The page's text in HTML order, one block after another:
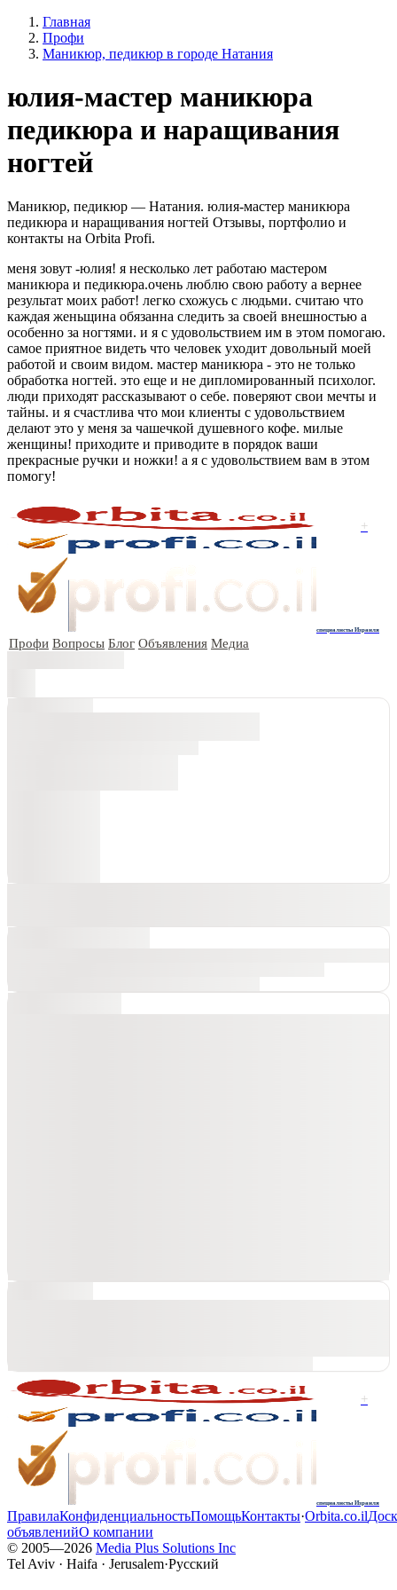
Главная
Профи
Маникюр, педикюр в городе Натания
юлия-мастер маникюра
педикюра и наращивания
ногтей
Маникюр, педикюр — Натания. юлия-мастер маникюра
педикюра и наращивания ногтей Отзывы, портфолио и
контакты на Orbita Profi.
меня зовут -юлия! я несколько лет работаю мастером
маникюра и педикюра.очень люблю свою работу а вернее
результат моих работ! легко схожусь с людьми. считаю что
каждая женьщина обязанна следить за своей внешностью а
особенно за ногтями. и я с удовольствием им в этом помогаю.
самое приятное видеть что человек уходит довольный моей
работой и своим видом. мастер маникюра - это не только
обработка ногтей. это еще и не дипломированный психолог.
люди приходят рассказывают о себе. поверяют свои мечты и
тайны. и я счастлива что мои клиенты с удовольствием
делают это у меня за чашечкой душевного кофе. милые
женщины! приходите и приводите в порядок ваши
прекрасные ручки и ножки! а я с удовольствием вам в этом
помогу!
+
специалисты Израиля
Профи Вопросы Блог Объявления Медиа
+
специалисты Израиля
ПравилаКонфиденциальностьПомощьКонтакты·Orbita.co.il
объявленийО компании
© 2005—2026 Media Plus Solutions Inc
Tel Aviv · Haifa · Jerusalem·Русский